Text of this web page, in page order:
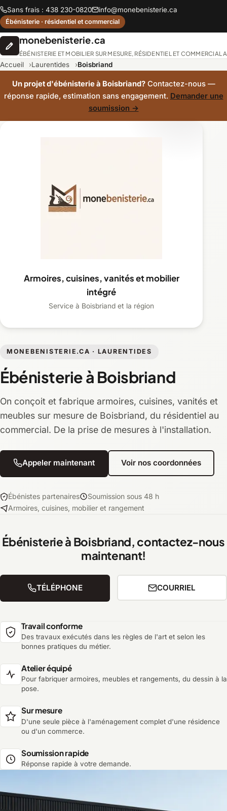
Sans frais : 438 230-0820 info@monebenisterie.ca
Ébénisterie · résidentiel et commercial
monebenisterie.ca
ÉBÉNISTERIE ET MOBILIER SUR MESURE, RÉSIDENTIEL ET COMMERCIAL
Accueil Laurentides Boisbriand
Un projet d'ébénisterie à Boisbriand?Contactez-nous —
réponse rapide, estimation sans engagement. Demander une
soumission →
MONEBENISTERIE.CA · LAURENTIDES
Ébénisterie à Boisbriand
On conçoit et fabrique armoires, cuisines, vanités et
meubles sur mesure de Boisbriand, du résidentiel au
commercial. De la prise de mesures à l'installation.
Appeler maintenant Voir nos coordonnées
Ébénistes partenaires
Soumission sous 48 h
Armoires, cuisines, mobilier et rangement
Armoires, cuisines, vanités et mobilier
intégré
Service à Boisbriand et la région
Ébénisterie à Boisbriand, contactez-nous
maintenant!
TÉLÉPHONE COURRIEL
Travail conforme
Des travaux exécutés dans les règles de l'art et selon les
bonnes pratiques du métier.
Atelier équipé
Pour fabriquer armoires, meubles et rangements, du dessin à la
pose.
Sur mesure
D'une seule pièce à l'aménagement complet d'une résidence
ou d'un commerce.
Soumission rapide
Réponse rapide à votre demande.